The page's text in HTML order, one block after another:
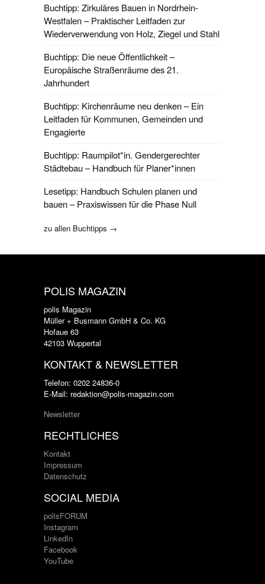
Buchtipp: Zirkuläres Bauen in Nordrhein-
Westfalen – Praktischer Leitfaden zur
Wiederverwendung von Holz, Ziegel und Stahl
Buchtipp: Die neue Öffentlichkeit –
Europäische Straßenräume des 21.
Jahrhundert
Buchtipp: Kirchenräume neu denken – Ein
Leitfaden für Kommunen, Gemeinden und
Engagierte
Buchtipp: Raumpilot*in. Gendergerechter
Städtebau – Handbuch für Planer*innen
Lesetipp: Handbuch Schulen planen und
bauen – Praxiswissen für die Phase Null
zu allen Buchtipps →
POLIS MAGAZIN
polis Magazin
Müller + Busmann GmbH & Co. KG
Hofaue 63
42103 Wuppertal
KONTAKT & NEWSLETTER
Telefon: 0202 24836-0
E-Mail: redaktion@polis-magazin.com
Newsletter
RECHTLICHES
Kontakt
Impressum
Datenschutz
SOCIAL MEDIA
polisFORUM
Instagram
LinkedIn
Facebook
YouTube